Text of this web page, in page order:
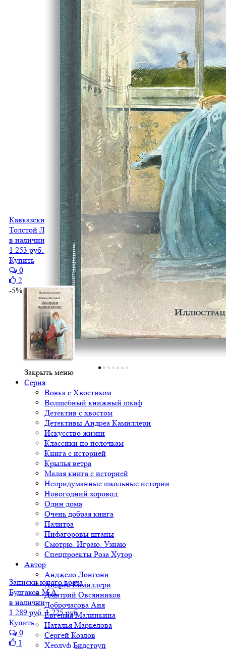
Закрыть меню
Серия
Вовка с Хвостиком
Волшебный книжный шкаф
Детектив с хвостом
Детективы Андреа Камиллери
Искусство жизни
Классики по полочкам
Книга с историей
Крылья ветра
Малая книга с историей
Непридуманные школьные истории
Новогодний хоровод
Один дома
Очень добрая книга
Палитра
Пифагоровы штаны
Смотрю. Играю. Узнаю
Спецпроекты Роза Хутор
Автор
Анджело Лонгони
Андреа Камиллери
Дмитрий Овсянников
Доброчасова Аня
Евгения Малинкина
Наталья Маркелова
Сергей Козлов
Херлуф Бидструп
Кавказский пленник и другие рассказы
Толстой Л.Н.
в наличии
1 253 руб.
1 190 руб.
Купить
0
2
-5%
Записки юного врача
Булгаков М.А.
в наличии
1 289 руб. 1 225 руб.
Купить
0
1